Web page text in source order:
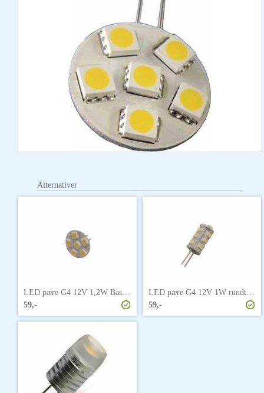
Alternativer
LED pære G4 12V 1,2W Baselite bakfestet
59,-
LED pære G4 12V 1W rundtlysende
59,-